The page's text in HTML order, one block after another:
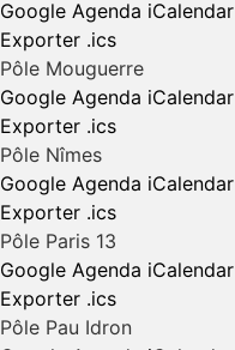
Google Agenda iCalendar
Exporter .ics
Pôle Mouguerre
Google Agenda iCalendar
Exporter .ics
Pôle Nîmes
Google Agenda iCalendar
Exporter .ics
Pôle Paris 13
Google Agenda iCalendar
Exporter .ics
Pôle Pau Idron